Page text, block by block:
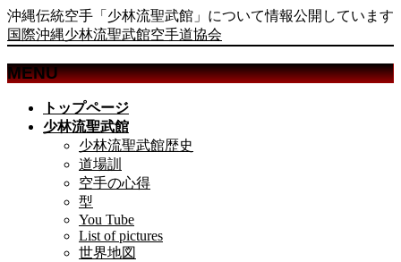
沖縄伝統空手「少林流聖武館」について情報公開しています
国際沖縄少林流聖武館空手道協会
MENU
トップページ
少林流聖武館
少林流聖武館歴史
道場訓
空手の心得
型
You Tube
List of pictures
世界地図